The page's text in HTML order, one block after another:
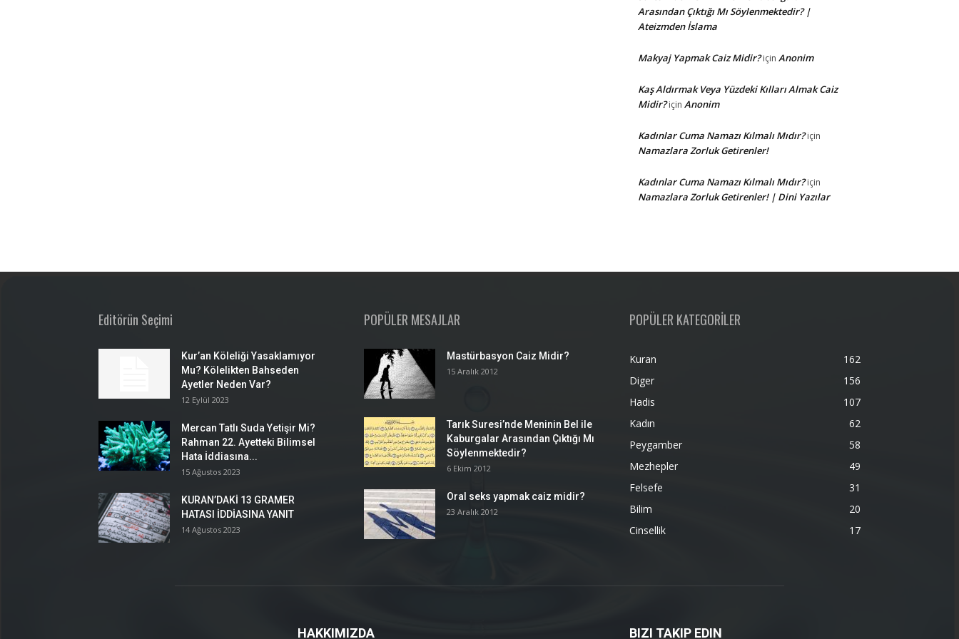
Arasından Çıktığı Mı Söylenmektedir? |
Ateizmden İslama
Makyaj Yapmak Caiz Midir?için Anonim
Kaş Aldırmak Veya Yüzdeki Kılları Almak Caiz
Midir?için Anonim
Kadınlar Cuma Namazı Kılmalı Mıdır?için
Namazlara Zorluk Getirenler!
Kadınlar Cuma Namazı Kılmalı Mıdır?için
Namazlara Zorluk Getirenler! | Dini Yazılar
Editörün Seçimi
Kur’an Köleliği Yasaklamıyor
Mu? Kölelikten Bahseden
Ayetler Neden Var?
12 Eylül 2023
Mercan Tatlı Suda Yetişir Mi?
Rahman 22. Ayetteki Bilimsel
Hata İddiasına...
15 Ağustos 2023
KURAN’DAKİ 13 GRAMER
HATASI İDDİASINA YANIT
14 Ağustos 2023
POPÜLER MESAJLAR
Mastürbasyon Caiz Midir?
15 Aralık 2012
Tarık Suresi’nde Meninin Bel ile
Kaburgalar Arasından Çıktığı Mı
Söylenmektedir?
6 Ekim 2012
Oral seks yapmak caiz midir?
23 Aralık 2012
POPÜLER KATEGORİLER
Kuran
162
Diger
156
Hadis
107
Kadın
62
Peygamber
58
Mezhepler
49
Felsefe
31
Bilim
20
Cinsellik
17
HAKKIMIZDA BIZI TAKIP EDIN